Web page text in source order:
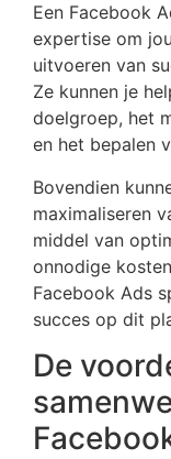
Een Facebook
expertise om
uitvoeren van
Ze kunnen je
doelgroep, het
en het bepalen
Bovendien
maximaliseren
middel van
onnodige
Facebook Ads
succes op dit
De